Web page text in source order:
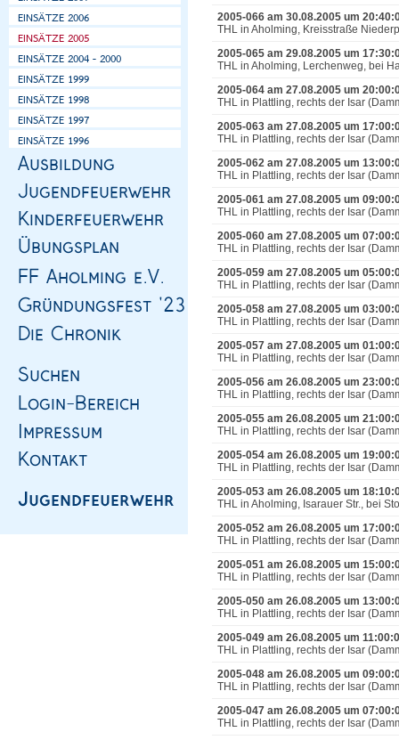
2005-066 am 30.08.2005 um
THL in Aholming, Kreisstraße
2005-065 am 29.08.2005 um
THL in Aholming, Lerchenweg, bei
2005-064 am 27.08.2005 um
THL in Plattling, rechts der Isar
2005-063 am 27.08.2005 um
THL in Plattling, rechts der Isar
2005-062 am 27.08.2005 um
THL in Plattling, rechts der Isar
2005-061 am 27.08.2005 um
THL in Plattling, rechts der Isar
2005-060 am 27.08.2005 um
THL in Plattling, rechts der Isar
2005-059 am 27.08.2005 um
THL in Plattling, rechts der Isar
2005-058 am 27.08.2005 um
THL in Plattling, rechts der Isar
2005-057 am 27.08.2005 um
THL in Plattling, rechts der Isar
2005-056 am 26.08.2005 um
THL in Plattling, rechts der Isar
2005-055 am 26.08.2005 um
THL in Plattling, rechts der Isar
2005-054 am 26.08.2005 um
THL in Plattling, rechts der Isar
2005-053 am 26.08.2005 um
THL in Aholming, Isarauer Str., bei
2005-052 am 26.08.2005 um
THL in Plattling, rechts der Isar
2005-051 am 26.08.2005 um
THL in Plattling, rechts der Isar
2005-050 am 26.08.2005 um
THL in Plattling, rechts der Isar
2005-049 am 26.08.2005 um
THL in Plattling, rechts der Isar
2005-048 am 26.08.2005 um
THL in Plattling, rechts der Isar
2005-047 am 26.08.2005 um
THL in Plattling, rechts der Isar